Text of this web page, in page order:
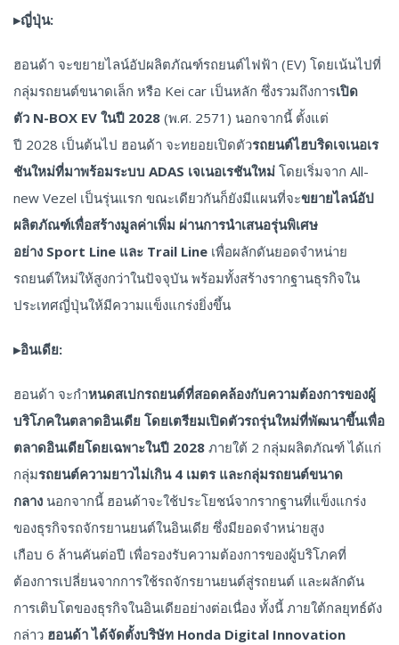
▸ญี่ปุ่น:
ฮอนด้า จะขยายไลน์อัปผลิตภัณฑ์รถยนต์ไฟฟ้า (EV) โดยเน้นไปที่
กลุ่มรถยนต์ขนาดเล็ก หรือ Kei car เป็นหลัก ซึ่งรวมถึงการเปิด
ตัว N-BOX EV ในปี 2028 (พ.ศ. 2571) นอกจากนี้ ตั้งแต่
ปี 2028 เป็นต้นไป ฮอนด้า จะทยอยเปิดตัวรถยนต์ไฮบริดเจเนอเร
ชันใหม่ที่มาพร้อมระบบ ADAS เจเนอเรชันใหม่ โดยเริ่มจาก All-
new Vezel เป็นรุ่นแรก ขณะเดียวกันก็ยังมีแผนที่จะขยายไลน์อัป
ผลิตภัณฑ์เพื่อสร้างมูลค่าเพิ่ม ผ่านการนำเสนอรุ่นพิเศษ
อย่าง Sport Line และ Trail Line เพื่อผลักดันยอดจำหน่าย
รถยนต์ใหม่ให้สูงกว่าในปัจจุบัน พร้อมทั้งสร้างรากฐานธุรกิจใน
ประเทศญี่ปุ่นให้มีความแข็งแกร่งยิ่งขึ้น
▸อินเดีย:
ฮอนด้า จะกำหนดสเปกรถยนต์ที่สอดคล้องกับความต้องการของผู้
บริโภคในตลาดอินเดีย โดยเตรียมเปิดตัวรถรุ่นใหม่ที่พัฒนาขึ้นเพื่อ
ตลาดอินเดียโดยเฉพาะในปี 2028 ภายใต้ 2 กลุ่มผลิตภัณฑ์ ได้แก่
กลุ่มรถยนต์ความยาวไม่เกิน 4 เมตร และกลุ่มรถยนต์ขนาด
กลาง นอกจากนี้ ฮอนด้าจะใช้ประโยชน์จากรากฐานที่แข็งแกร่ง
ของธุรกิจรถจักรยานยนต์ในอินเดีย ซึ่งมียอดจำหน่ายสูง
เกือบ 6 ล้านคันต่อปี เพื่อรองรับความต้องการของผู้บริโภคที่
ต้องการเปลี่ยนจากการใช้รถจักรยานยนต์สู่รถยนต์ และผลักดัน
การเติบโตของธุรกิจในอินเดียอย่างต่อเนื่อง ทั้งนี้ ภายใต้กลยุทธ์ดัง
กล่าว ฮอนด้า ได้จัดตั้งบริษัท Honda Digital Innovation